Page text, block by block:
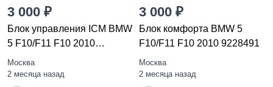
3 000 ₽
Блок управления ICM BMW
5 F10/F11 F10 2010
6798242
Москва
2 месяца назад
3 000 ₽
Блок комфорта BMW 5
F10/F11 F10 2010 9228491
Москва
2 месяца назад